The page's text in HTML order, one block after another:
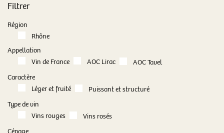
Filtrer
Région
Rhône
Appellation
Vin de France
AOC Lirac
AOC Tavel
Caractère
Léger et fruité
Puissant et structuré
Type de vin
Vins rouges
Vins rosés
Cépage